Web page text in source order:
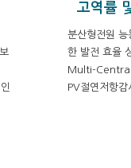
고역률
분산형전원 능
한 발전 효율
Multi-Central
PV절연저항